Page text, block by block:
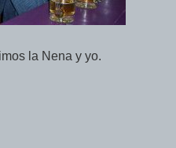
la Nena y yo.